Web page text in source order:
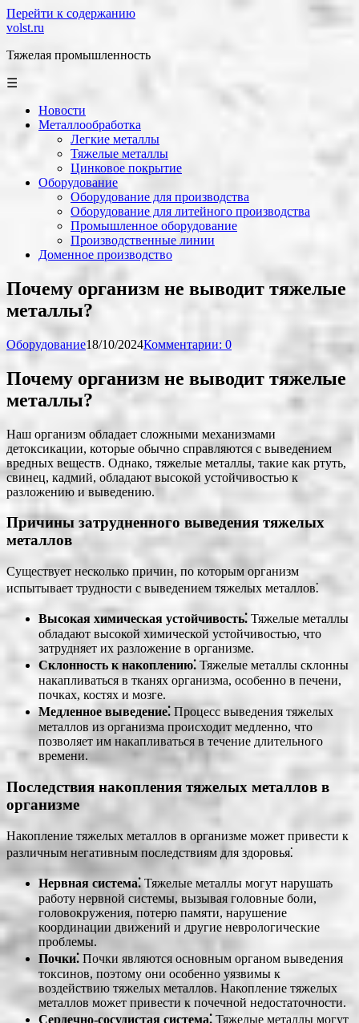
Перейти к содержанию
volst.ru
Тяжелая промышленность
☰
Новости
Металлообработка
Легкие металлы
Тяжелые металлы
Цинковое покрытие
Оборудование
Оборудование для производства
Оборудование для литейного производства
Промышленное оборудование
Производственные линии
Доменное производство
Почему организм не выводит тяжелые
металлы?
Оборудование18/10/2024Комментарии: 0
Почему организм не выводит тяжелые
металлы?
Наш организм обладает сложными механизмами
детоксикации, которые обычно справляются с выведением
вредных веществ. Однако, тяжелые металлы, такие как ртуть,
свинец, кадмий, обладают высокой устойчивостью к
разложению и выведению.
Причины затрудненного выведения тяжелых
металлов
Существует несколько причин, по которым организм
испытывает трудности с выведением тяжелых металлов⁚
Высокая химическая устойчивость⁚ Тяжелые металлы
обладают высокой химической устойчивостью, что
затрудняет их разложение в организме.
Склонность к накоплению⁚ Тяжелые металлы склонны
накапливаться в тканях организма, особенно в печени,
почках, костях и мозге.
Медленное выведение⁚ Процесс выведения тяжелых
металлов из организма происходит медленно, что
позволяет им накапливаться в течение длительного
времени.
Последствия накопления тяжелых металлов в
организме
Накопление тяжелых металлов в организме может привести к
различным негативным последствиям для здоровья⁚
Нервная система⁚Тяжелые металлы могут нарушать
работу нервной системы, вызывая головные боли,
головокружения, потерю памяти, нарушение
координации движений и другие неврологические
проблемы.
Почки⁚ Почки являются основным органом выведения
токсинов, поэтому они особенно уязвимы к
воздействию тяжелых металлов. Накопление тяжелых
металлов может привести к почечной недостаточности.
Сердечно-сосудистая система⁚ Тяжелые металлы могут